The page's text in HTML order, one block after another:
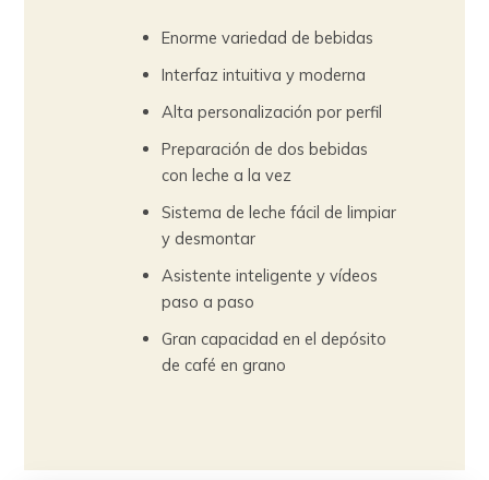
Enorme variedad de bebidas
Interfaz intuitiva y moderna
Alta personalización por perfil
Preparación de dos bebidas
con leche a la vez
Sistema de leche fácil de limpiar
y desmontar
Asistente inteligente y vídeos
paso a paso
Gran capacidad en el depósito
de café en grano